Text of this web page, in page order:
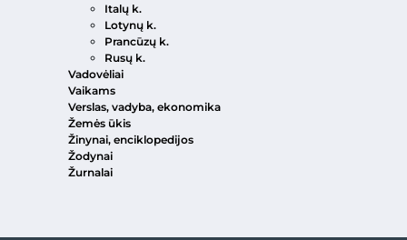
Italų k.
Lotynų k.
Prancūzų k.
Rusų k.
Vadovėliai
Vaikams
Verslas, vadyba, ekonomika
Žemės ūkis
Žinynai, enciklopedijos
Žodynai
Žurnalai